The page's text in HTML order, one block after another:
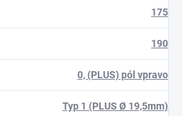
175
190
0, (PLUS) pól vpravo
Typ 1 (PLUS Ø 19,5mm)